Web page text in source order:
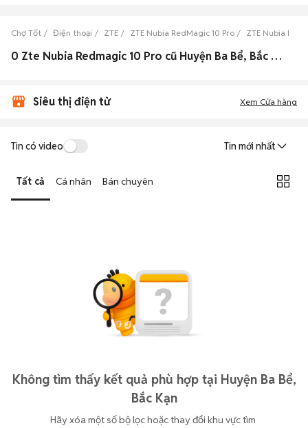
Chợ Tốt Điện thoại ZTE ZTE Nubia RedMagic 10 Pro ZTE Nubia
0 Zte Nubia Redmagic 10 Pro cũ Huyện Ba Bể, Bắc Kạn đẹp
Siêu thị điện tử Xem Cửa hàng
Tin có video Tin mới nhất
Tất cả Cá nhân Bán chuyên
Không tìm thấy kết quả phù hợp tại Huyện Ba Bể,
Bắc Kạn
Hãy xóa một số bộ lọc hoặc thay đổi khu vực tìm